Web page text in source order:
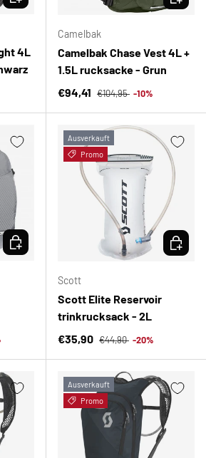
4L
Camelbak
Camelbak Chase Vest 4L +
1.5L rucksacke - Grun
Verkaufspreis
€94,41 Normaler Preis
€104,95 -10%
OPTIONEN AUSWÄHLEN
Ausverkauft
Promo
Scott
Scott Elite Reservoir
trinkrucksack - 2L
Verkaufspreis
€35,90 Normaler Preis
€44,90 -20%
Ausverkauft
Promo